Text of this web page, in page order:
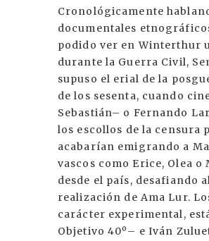
Cronológicamente
documentales
podido ver en Winterthur
durante la Guerra Civil,
supuso el erial de la
de los sesenta, cuando
Sebastián– o Fernando
los escollos de la censura
acabarían emigrando a
vascos como Erice, Olea
desde el país, desafiando
realización de Ama Lur.
carácter experimental,
Objetivo 40º– e Iván